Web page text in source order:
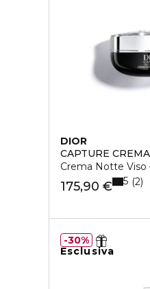
DIOR
CAPTURE
Crema Notte
175,90 € 5 2
Esclusiva
30%